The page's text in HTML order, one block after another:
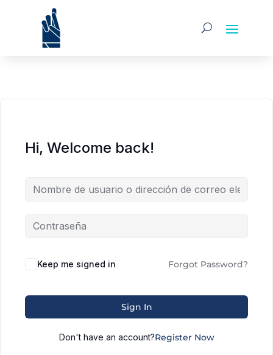
Hi, Welcome back!
Alternative:
Keep me signed in Forgot Password?
Sign In
Don't have an account?Register Now